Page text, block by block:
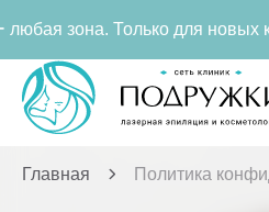
Главная Политика
Только для новых клиентов